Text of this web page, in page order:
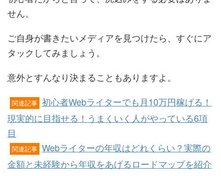
せん。
ご自身が書きたいメディアを見つけたら、すぐにア
タックしてみましょう。
意外とすんなり決まることもありますよ。
関連記事 初心者Webライターでも月10万円稼げる！
現実的に目指せる！うまくいく人がやっている6項
目
関連記事 Webライターの年収はどれくらい？実際の
金額と未経験から年収をあげるロードマップを紹介